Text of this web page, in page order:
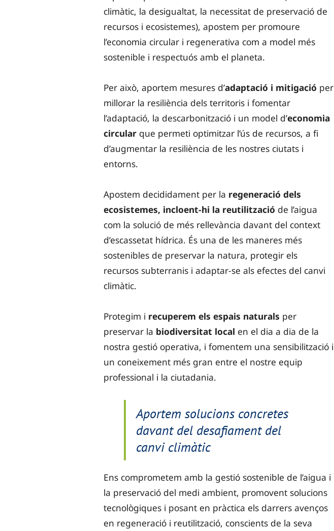
climàtic, la desigualtat, la necessitat de preservació de
recursos i ecosistemes), apostem per promoure
l’economia circular i regenerativa com a model més
sostenible i respectuós amb el planeta.
Per això, aportem mesures d’adaptació i mitigació per
millorar la resiliència dels territoris i fomentar
l’adaptació, la descarbonització i un model d’economia
circular que permeti optimitzar l’ús de recursos, a fi
d’augmentar la resiliència de les nostres ciutats i
entorns.
Apostem decididament per la regeneració dels
ecosistemes, incloent-hi la reutilització de l’aigua
com la solució de més rellevància davant del context
d’escassetat hídrica. És una de les maneres més
sostenibles de preservar la natura, protegir els
recursos subterranis i adaptar-se als efectes del canvi
climàtic.
Protegim i recuperem els espais naturals per
preservar la biodiversitat local en el dia a dia de la
nostra gestió operativa, i fomentem una sensibilització i
un coneixement més gran entre el nostre equip
professional i la ciutadania.
Aportem solucions concretes
davant del desafiament del
canvi climàtic
Ens comprometem amb la gestió sostenible de l’aigua i
la preservació del medi ambient, promovent solucions
tecnològiques i posant en pràctica els darrers avenços
en regeneració i reutilització, conscients de la seva